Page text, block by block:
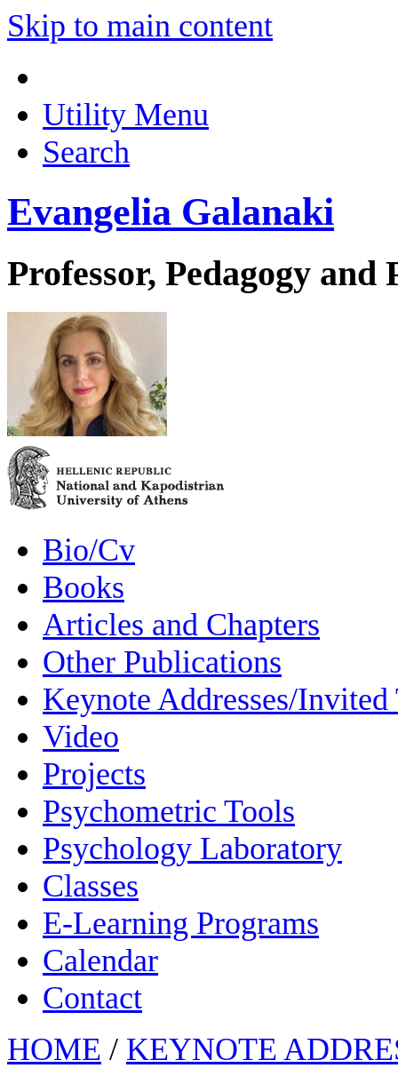
Skip to main content
Utility Menu
Search
Evangelia Galanaki
Professor, Pedagogy
Bio/Cv
Books
Articles and Chapters
Other Publications
Keynote Addresses/Invited
Video
Projects
Psychometric Tools
Psychology Laboratory
Classes
E-Learning Programs
Calendar
Contact
HOME / KEYNOTE